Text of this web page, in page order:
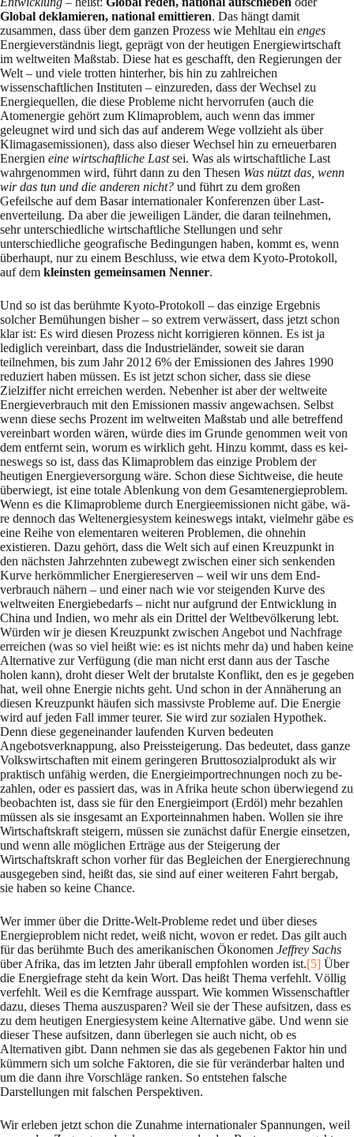
Global deklamie­ren, national emittieren. Das hängt damit
zusammen, dass über dem ganzen Prozess wie Mehl­tau ein enges
Energieverständnis liegt, geprägt von der heutigen Energiewirtschaft
im weltweiten Maßstab. Diese hat es geschafft, den Regie­run­gen der
Welt – und viele trotten hinterher, bis hin zu zahlreichen
wissenschaftlichen Instituten – ein­zureden, dass der Wechsel zu
Energiequellen, die diese Probleme nicht hervorrufen (auch die
Atomenergie gehört zum Klimaproblem, auch wenn das immer
geleugnet wird und sich das auf anderem Wege vollzieht als über
Klimagas­emissionen), dass also dieser Wechsel hin zu erneuerbaren
Energien eine wirtschaftliche Lastsei. Was als wirtschaftliche Last
wahrge­nom­men wird, führt dann zu den Thesen Was nützt das, wenn
wir das tun und die anderen nicht? und führt zu dem großen
Gefeilsche auf dem Basar interna­tionaler Konferenzen über Last­
enverteilung. Da aber die jeweiligen Länder, die daran teilneh­men,
sehr un­ter­schied­li­che wirtschaftliche Stellungen und sehr
unterschiedliche geografische Bedingungen haben, kommt es, wenn
überhaupt, nur zu einem Beschluss, wie etwa dem Kyoto-Protokoll,
auf dem kleinsten gemeinsamen Nenner.
Und so ist das berühmte Kyoto-Protokoll – das einzige Ergebnis
solcher Bemühungen bisher – so extrem verwässert, dass jetzt schon
klar ist: Es wird diesen Prozess nicht korrigieren können. Es ist ja
lediglich vereinbart, dass die Industrieländer, soweit sie daran
teilnehmen, bis zum Jahr 2012 6% der Emissionen des Jahres 1990
reduziert haben müssen. Es ist jetzt schon sicher, dass sie diese
Zielziffer nicht erreichen werden. Nebenher ist aber der weltweite
Energieverbrauch mit den Emissionen massiv angewachsen. Selbst
wenn diese sechs Prozent im weltweiten Maßstab und alle betreffend
vereinbart worden wären, würde dies im Grunde genommen weit von
dem entfernt sein, worum es wirklich geht. Hinzu kommt, dass es kei­
neswegs so ist, dass das Klima­problem das einzige Problem der
heutigen Energieversorgung wä­re. Schon diese Sichtweise, die heute
überwiegt, ist eine totale Ablenkung von dem Ge­samt­energieproblem.
Wenn es die Klima­probleme durch Energieemissionen nicht gäbe, wä­
re dennoch das Weltenergiesystem keineswegs intakt, vielmehr gäbe es
eine Reihe von ele­men­ta­ren weiteren Problemen, die ohnehin
existieren. Dazu gehört, dass die Welt sich auf einen Kreuzpunkt in
den nächsten Jahrzehnten zubewegt zwischen einer sich senkenden
Kur­ve her­kömmlicher Energiereserven – weil wir uns dem End­
verbrauch nähern – und einer nach wie vor steigenden Kurve des
weltweiten Energiebedarfs – nicht nur aufgrund der Ent­wick­lung in
China und Indien, wo mehr als ein Drittel der Weltbevöl­kerung lebt.
Würden wir je diesen Kreuzpunkt zwischen Angebot und Nachfrage
erreichen (was so viel heißt wie: es ist nichts mehr da) und haben keine
Alternative zur Verfügung (die man nicht erst dann aus der Tasche
holen kann), droht dieser Welt der brutalste Konflikt, den es je ge­geben
hat, weil oh­ne Ener­gie nichts geht. Und schon in der Annäherung an
diesen Kreuzpunkt häufen sich mas­sivste Probleme auf. Die Energie
wird auf jeden Fall immer teurer. Sie wird zur sozialen Hy­po­thek.
Denn diese gegeneinander laufenden Kurven bedeuten
Angebotsverknap­pung, al­so Preisstei­gerung. Das bedeutet, dass ganze
Volkswirtschaften mit einem geringeren Brut­toso­zialpro­dukt als wir
praktisch unfähig werden, die Energieimportrechnungen noch zu be­
zahlen, oder es passiert das, was in Afrika heute schon überwiegend zu
beobachten ist, dass sie für den Energieimport (Erdöl) mehr bezahlen
müssen als sie insgesamt an Ex­port­ein­nahmen ha­ben. Wollen sie ihre
Wirtschaftskraft steigern, müssen sie zunächst dafür Ener­gie einsetzen,
und wenn alle möglichen Erträge aus der Steigerung der
Wirtschaftskraft schon vorher für das Be­glei­chen der Energierechnung
ausgegeben sind, heißt das, sie sind auf einer weiteren Fahrt berg­ab,
sie haben so keine Chance.
Wer immer über die Dritte-Welt-Probleme redet und über dieses
Energieproblem nicht redet, weiß nicht, wovon er redet. Das gilt auch
für das berühmte Buch des amerikanischen Ökono­men Jeffrey Sachs
über Afrika, das im letzten Jahr überall empfohlen worden ist.[5] Über
die Energie­frage steht da kein Wort. Das heißt Thema verfehlt. Völlig
verfehlt. Weil es die Kern­fra­ge aus­spart. Wie kommen Wissenschaftler
dazu, dieses Thema auszusparen? Weil sie der The­se auf­sitzen, dass es
zu dem heutigen Energiesystem keine Alternative gäbe. Und wenn sie
dieser These aufsitzen, dann überlegen sie auch nicht, ob es
Alternativen gibt. Dann neh­men sie das als gegebenen Faktor hin und
kümmern sich um solche Faktoren, die sie für ver­änder­bar halten und
um die dann ihre Vorschläge ranken. So entstehen falsche
Darstellungen mit falschen Perspekti­ven.
Wir erleben jetzt schon die Zunahme internationaler Spannungen, weil